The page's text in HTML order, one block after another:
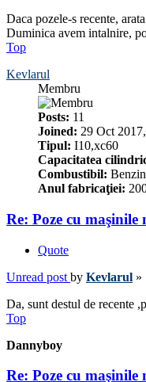
Daca pozele-s recente,
Duminica avem intalnire,
Top
Kevlarul
Membru
Posts: 11
Joined: 29 Oct
Tipul: I10,xc60
Capacitatea
Combustibil:
Anul fabricaţiei:
Re: Poze cu maşinile
Quote
Unread post by Kevlarul »
Da, sunt destul de recente
Top
Dannyboy
Re: Poze cu maşinile